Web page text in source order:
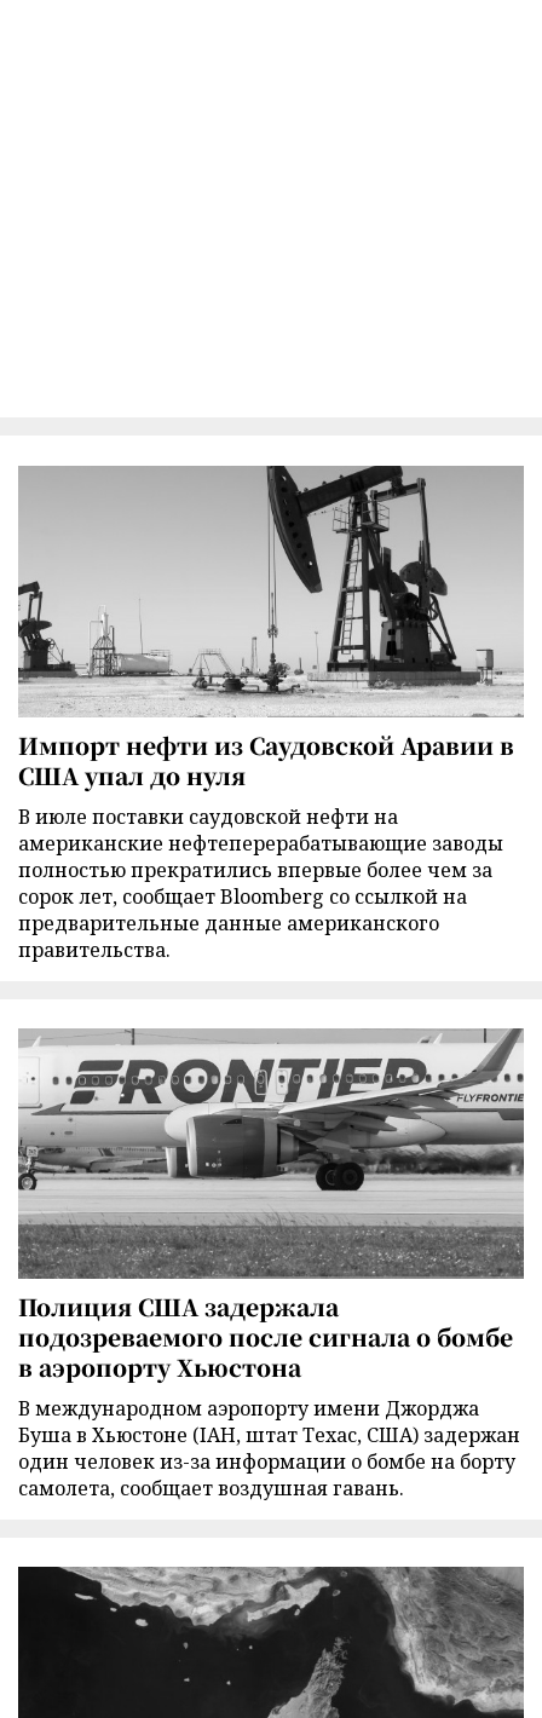
Импорт нефти из Саудовской Аравии в
США упал до нуля
В июле поставки саудовской нефти на
американские нефтеперерабатывающие заводы
полностью прекратились впервые более чем за
сорок лет, сообщает Bloomberg со ссылкой на
предварительные данные американского
правительства.
Полиция США задержала
подозреваемого после сигнала о бомбе
в аэропорту Хьюстона
В международном аэропорту имени Джорджа
Буша в Хьюстоне (IAH, штат Техас, США) задержан
один человек из-за информации о бомбе на борту
самолета, сообщает воздушная гавань.